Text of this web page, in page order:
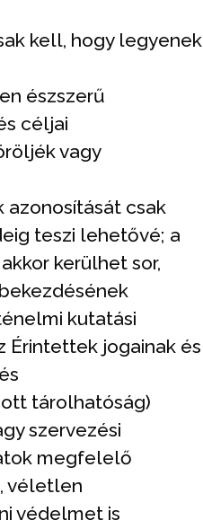
kell, hogy legyenek
észszerű
céljai
vagy
azonosítását csak
teszi lehetővé; a
kerülhet sor,
kutatási
Érintettek jogainak és
tárolhatóság)
szervezési
megfelelő
véletlen
védelmet is